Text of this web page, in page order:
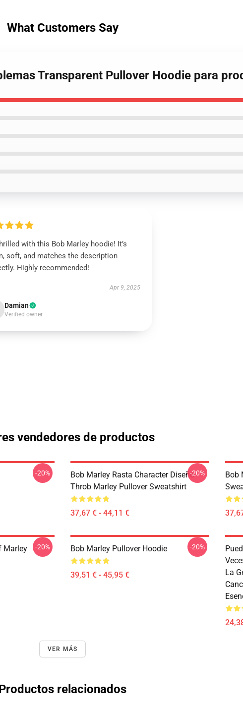
What Customers Say
Transparent Pullover Hoodie para
with this Bob Marley hoodie! It’s
soft, and matches the description
Highly recommended!
Apr 9, 2025
Damian
Verified owner
vendedores de productos
-20%
Bob Marley Rasta Character Diseño
Throb Marley Pullover Sweatshirt
37,67 € - 44,11 €
-20%
Bob
Marley
-20% Bob Marley Pullover Hoodie
39,51 € - 45,95 €
-20%
La
VER MÁS
relacionados